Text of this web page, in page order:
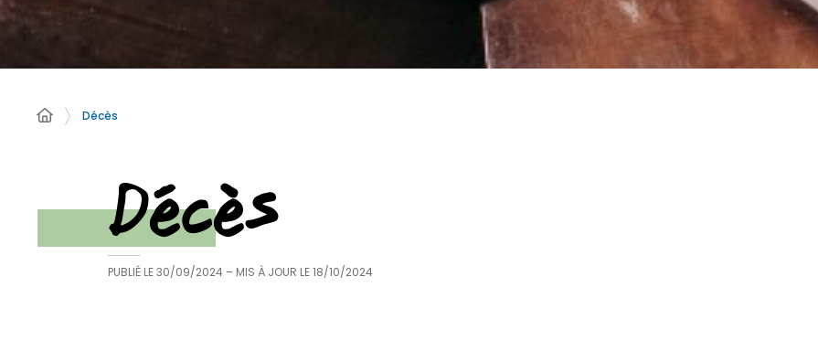
Décès
Décès
PUBLIÉ LE30/09/2024 – MIS À JOUR LE18/10/2024